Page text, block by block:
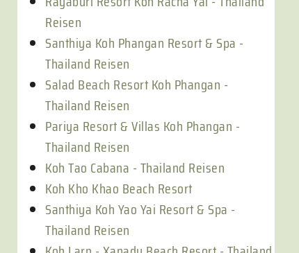
Reisen
Santhiya Koh Phangan Resort & Spa -
Thailand Reisen
Salad Beach Resort Koh Phangan -
Thailand Reisen
Pariya Resort & Villas Koh Phangan -
Thailand Reisen
Koh Tao Cabana - Thailand Reisen
Koh Kho Khao Beach Resort
Santhiya Koh Yao Yai Resort & Spa -
Thailand Reisen